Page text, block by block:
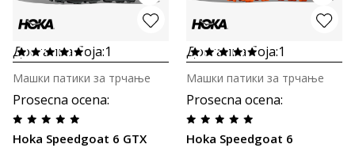
Достапна боја:1
Prosecna ocena:
Hoka Speedgoat 6 GTX
Машки патики за трчање
Достапна боја:1
Prosecna ocena:
Hoka Speedgoat 6
Машки патики за трчање